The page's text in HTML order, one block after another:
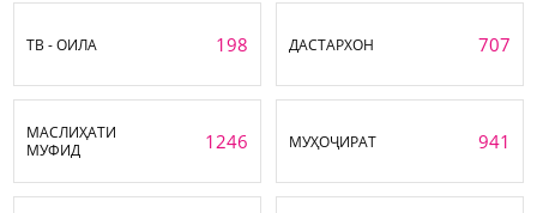
ТВ - ОИЛА 198 ДАСТАРХОН 707
МАСЛИҲАТИ
МУФИД
1246 МУҲОҶИРАТ 941